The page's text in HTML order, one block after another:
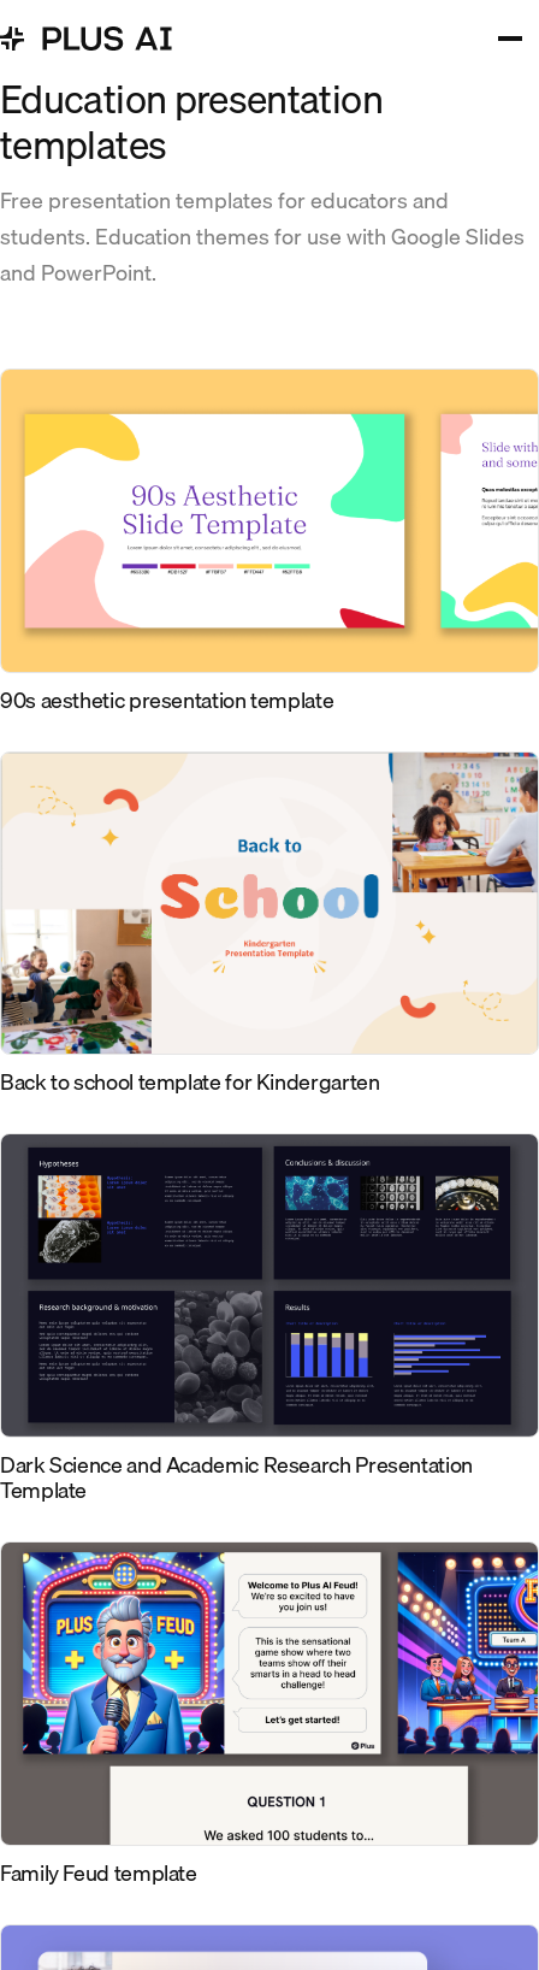
Education presentation
templates
Free presentation templates for educators and
students. Education themes for use with Google Slides
and PowerPoint.
90s aesthetic presentation template
Back to school template for Kindergarten
Dark Science and Academic Research Presentation
Template
Family Feud template